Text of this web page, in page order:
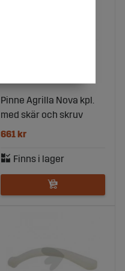
Pinne Agrilla Nova kpl.
med skär och skruv
661 kr